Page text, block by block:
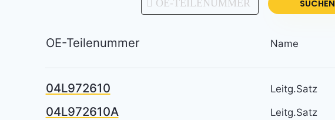
SUCHEN
OE-Teilenummer Name
04L972610 Leitg.Satz
04L972610A Leitg.Satz